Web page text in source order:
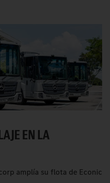
EN LA
amplía su flota de Econic